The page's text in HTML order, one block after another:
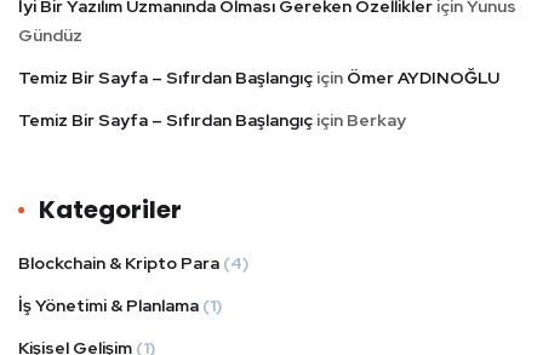
İyi Bir Yazılım Uzmanında Olması Gereken Özellikler içinYunus
Gündüz
Temiz Bir Sayfa – Sıfırdan Başlangıç için Ömer AYDINOĞLU
Temiz Bir Sayfa – Sıfırdan Başlangıç için Berkay
Kategoriler
Blockchain & Kripto Para (4)
İş Yönetimi & Planlama (1)
Kişisel Gelişim (1)